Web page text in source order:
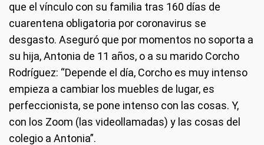
que el vínculo con su familia tras 160 días de
cuarentena obligatoria por coronavirus se
desgasto. Aseguró que por momentos no soporta a
su hija, Antonia de 11 años, o a su marido Corcho
Rodríguez: “Depende el día, Corcho es muy intenso
empieza a cambiar los muebles de lugar, es
perfeccionista, se pone intenso con las cosas. Y,
con los Zoom (las videollamadas) y las cosas del
colegio a Antonia”.